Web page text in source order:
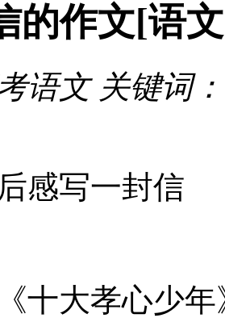
的作文[语
语文 关键词：
感写一封信
大孝心少年